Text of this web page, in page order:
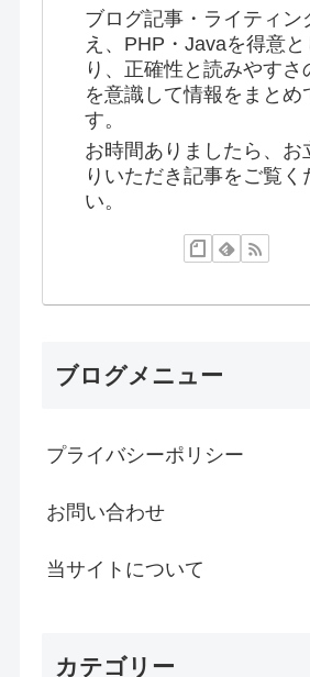
ブログ記事・ライティン
え、PHP・Javaを得意
り、正確性と読みやすさ
を意識して情報をまとめ
す。
お時間ありましたら、お
りいただき記事をご覧く
い。
ブログメニュー
プライバシーポリシー
お問い合わせ
当サイトについて
カテゴリー